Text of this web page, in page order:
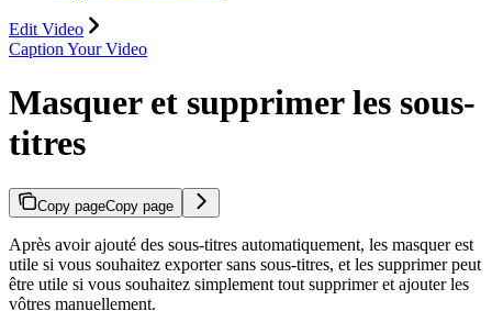
Edit Video
Caption Your Video
Masquer et supprimer les sous-
titres
Copy pageCopy page
Après avoir ajouté des sous-titres automatiquement, les masquer est
utile si vous souhaitez exporter sans sous-titres, et les supprimer peut
être utile si vous souhaitez simplement tout supprimer et ajouter les
vôtres manuellement.